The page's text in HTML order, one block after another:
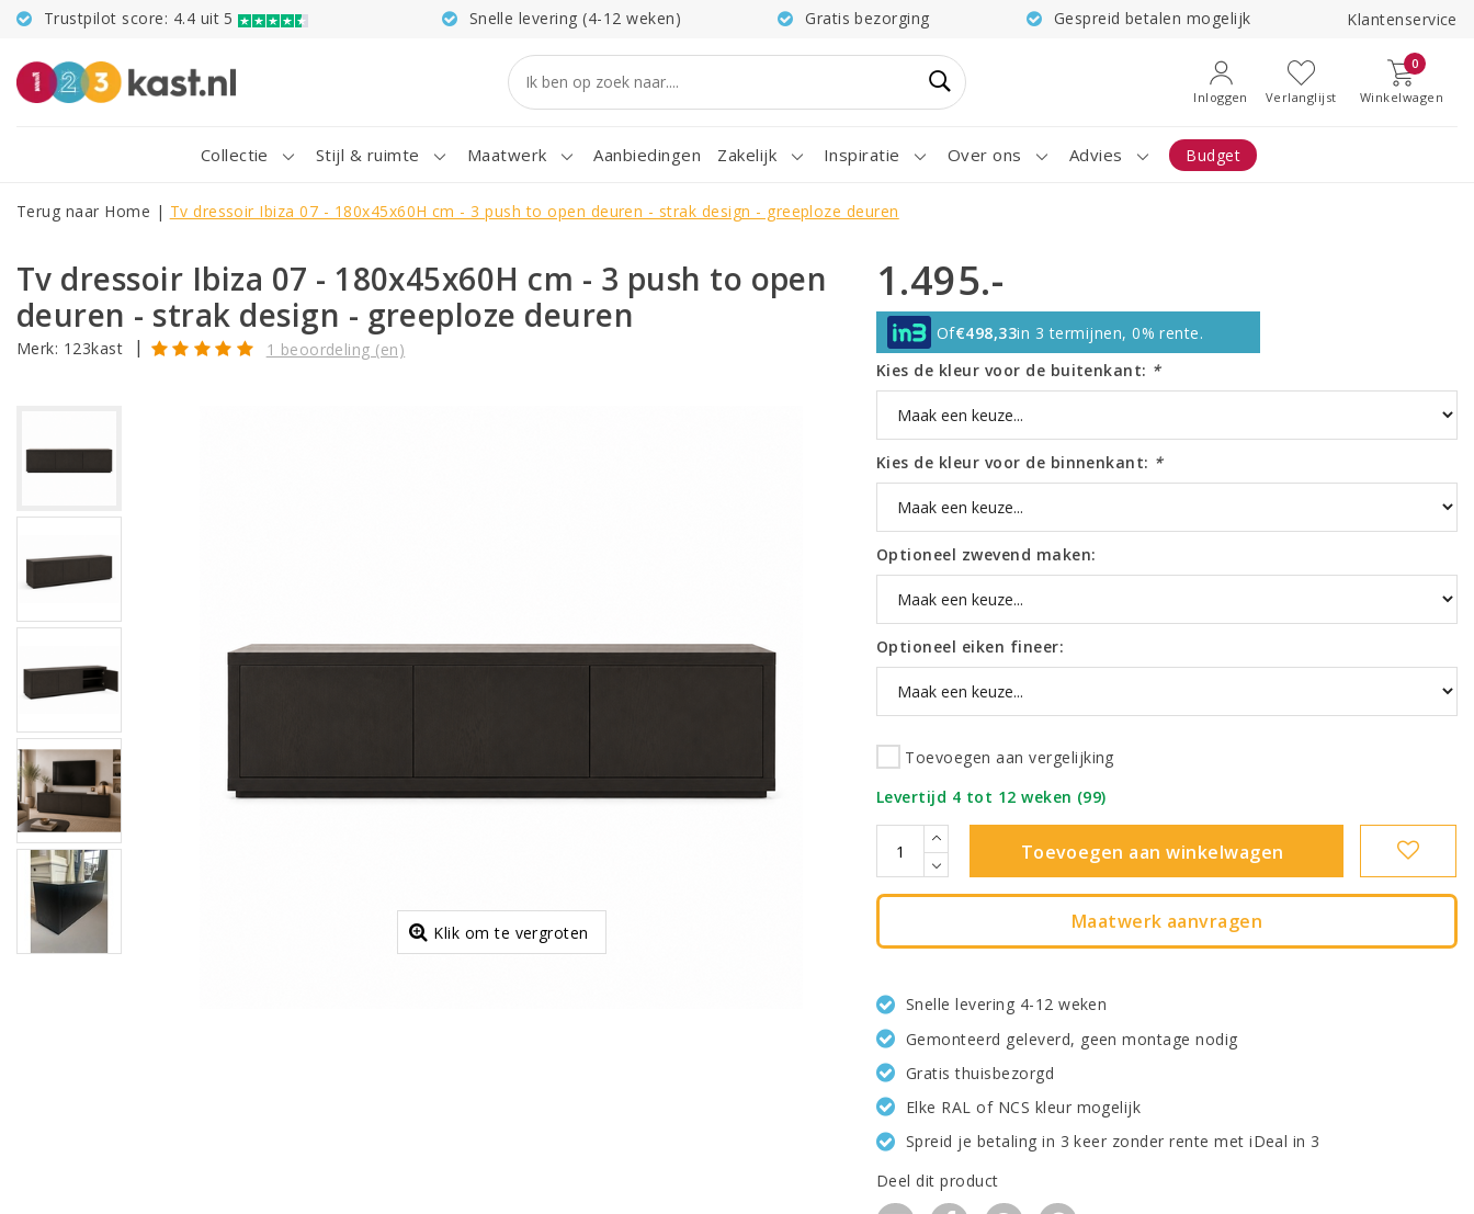
Trustpilot score: 4.4 uit 5 Snelle levering (4-12 weken) Gratis bezorging Gespreid betalen mogelijk Klantenservice
Inloggen Verlanglijst
0
Winkelwagen
Collectie Stijl & ruimte Maatwerk Aanbiedingen Zakelijk Inspiratie Over ons Advies Budget
Terug naar Home | Tv dressoir Ibiza 07 - 180x45x60H cm - 3 push to open deuren - strak design - greeploze deuren
Tv dressoir Ibiza 07 - 180x45x60H cm - 3 push to open
deuren - strak design - greeploze deuren
Merk: 123kast | 1 beoordeling (en)
Klik om te vergroten
1.495.-
Of€498,33in 3 termijnen, 0% rente.
Kies de kleur voor de buitenkant: *
Kies de kleur voor de binnenkant: *
Optioneel zwevend maken:
Optioneel eiken fineer:
Toevoegen aan vergelijking
Levertijd 4 tot 12 weken (99)
Toevoegen aan winkelwagen
Maatwerk aanvragen
Snelle levering 4-12 weken
Gemonteerd geleverd, geen montage nodig
Gratis thuisbezorgd
Elke RAL of NCS kleur mogelijk
Spreid je betaling in 3 keer zonder rente met iDeal in 3
Deel dit product